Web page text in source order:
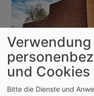
So, 9.8. 9:30 Uhr
Gottesdienst mit
Trinitatis
Vikarin Saskia Richter
Verwendung
und Cookies
Bitte die Dienste und